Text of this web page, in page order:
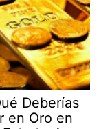
Deberías
en Oro en